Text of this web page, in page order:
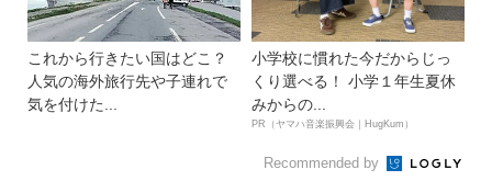
これから行きたい国はどこ？
人気の海外旅行先や子連れで
気を付けた...
小学校に慣れた今だからじっ
くり選べる！ 小学１年生夏休
みからの...
PR（ヤマハ音楽振興会｜HugKum）
Recommended by